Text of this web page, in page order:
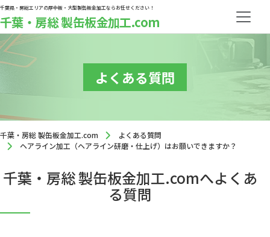
千葉県・房総エリアの厚中板・大型製缶板金加工ならお任せください！
千葉・房総 製缶板金加工.com
よくある質問
千葉・房総 製缶板金加工.com
よくある質問
ヘアライン加工（ヘアライン研磨・仕上げ）はお願いできますか？
千葉・房総 製缶板金加工.comへよくあ
る質問